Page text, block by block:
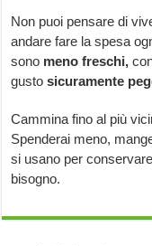
Non puoi pensare di
andare fare la spesa
sono meno freschi,
gustosicuramente
Cammina fino al più
Spenderai meno,
si usano per
bisogno.